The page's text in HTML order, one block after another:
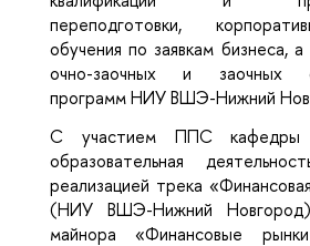
переподготовки,
обучения по заявкам бизнеса,
очно-заочных и заочных
программ НИУ ВШЭ-Нижний
С участием ППС кафедры
образовательная
реализацией трека
(НИУ ВШЭ-Нижний Новгород)
майнора «Финансовые